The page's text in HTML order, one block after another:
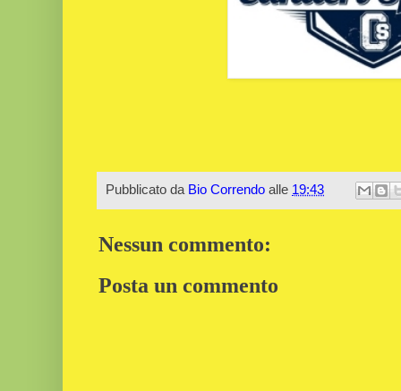
Pubblicato da Bio Correndo alle 19:43
Nessun commento:
Posta un commento